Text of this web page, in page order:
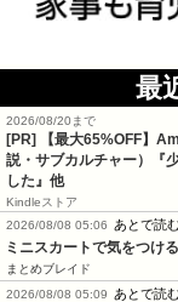
最
2026/08/20まで
[PR]
【最大65%OFF】
説・サブカルチャー）『
した』他
Kindleストア
2026/08/08 05:06
あとで読
ミニスカートで気をつけ
まとめブレイド
2026/08/08 05:09
あとで読